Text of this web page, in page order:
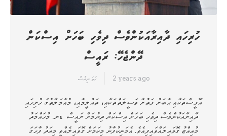
ހުރިހައި ދާއިރާއަކުންވެސް ދިވެހި ބަހަށް އިސްކަން
ދޭންޖެހޭ: ރައީސް
ހަމަ ނިއުސް 2 years ago
އޮފީސްތަކާއި ޙާބަރު ފަތުރާ ވަސީލަތްތަކާއި، ތައުލީމާއި، މުއާމަލާތުގެ ހުރިހައި
ދާއިރާއަކުންވެސް ދިވެހި ބަހަށް އިސްކަން ދިނުމަށް ރައީސް ޑރ. މުހައްމަދު
މުއިއްޒު ގޮވައިލައްވައިފިއެވެ. އެމަނިކުފާނު މިކަމަށް ގޮވައިލެއްވީ މިއަދު ފާހަގަ